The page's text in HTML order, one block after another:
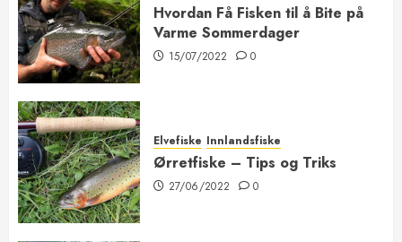
Hvordan Få Fisken til å Bite på
Varme Sommerdager
15/07/2022 0
Elvefiske Innlandsfiske
Ørretfiske – Tips og Triks
27/06/2022 0